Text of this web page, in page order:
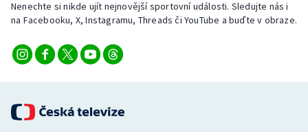
Stolní tenis
Triatlon
Veslování
Vodní slalom
Nenechte si nikde ujít nejnovější sportovní události. Sledujte nás i
na Facebooku, X, Instagramu, Threads či YouTube a buďte v obraze.